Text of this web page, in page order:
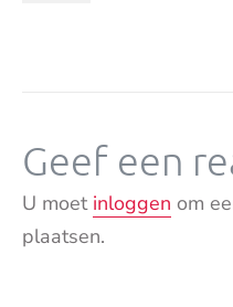
Geef een
U moet inloggen om
plaatsen.